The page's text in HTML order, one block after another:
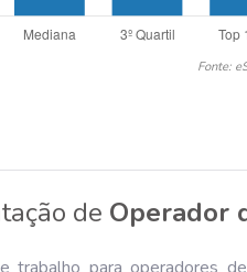
Fonte:
de Operador